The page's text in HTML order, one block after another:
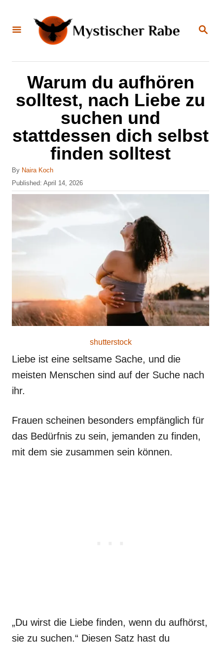
S
E
Warum du aufhören
solltest, nach Liebe zu
suchen und
stattdessen dich selbst
finden solltest
By A
u
t
r
Naira Koch
P
o
Published: April 14, 2026
shutterstock
Liebe ist eine seltsame Sache, und die
meisten Menschen sind auf der Suche nach
ihr.
Frauen scheinen besonders empfänglich für
das Bedürfnis zu sein, jemanden zu finden,
mit dem sie zusammen sein können.
„Du wirst die Liebe finden, wenn du aufhörst,
sie zu suchen.“ Diesen Satz hast du